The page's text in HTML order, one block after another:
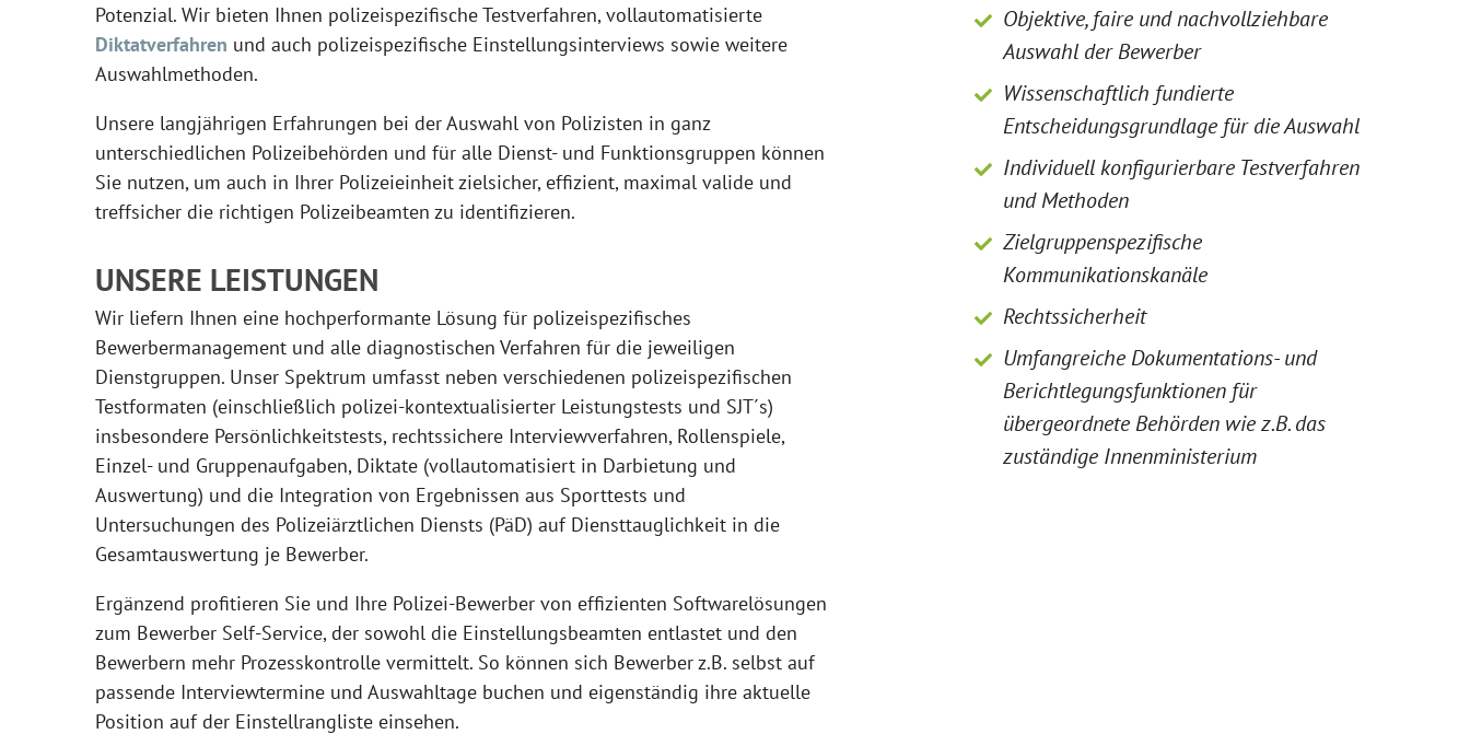
Potenzial. Wir bieten Ihnen polizeispezifische Testverfahren, vollautomatisierte
Diktatverfahren und auch polizeispezifische Einstellungsinterviews sowie weitere
Auswahlmethoden.
Unsere langjährigen Erfahrungen bei der Auswahl von Polizisten in ganz
unterschiedlichen Polizeibehörden und für alle Dienst- und Funktionsgruppen können
Sie nutzen, um auch in Ihrer Polizeieinheit zielsicher, effizient, maximal valide und
treffsicher die richtigen Polizeibeamten zu identifizieren.
UNSERE LEISTUNGEN
Wir liefern Ihnen eine hochperformante Lösung für polizeispezifisches
Bewerbermanagement und alle diagnostischen Verfahren für die jeweiligen
Dienstgruppen. Unser Spektrum umfasst neben verschiedenen polizeispezifischen
Testformaten (einschließlich polizei-kontextualisierter Leistungstests und SJT´s)
insbesondere Persönlichkeitstests, rechtssichere Interviewverfahren, Rollenspiele,
Einzel- und Gruppenaufgaben, Diktate (vollautomatisiert in Darbietung und
Auswertung) und die Integration von Ergebnissen aus Sporttests und
Untersuchungen des Polizeiärztlichen Diensts (PäD) auf Diensttauglichkeit in die
Gesamtauswertung je Bewerber.
Ergänzend profitieren Sie und Ihre Polizei-Bewerber von effizienten Softwarelösungen
zum Bewerber Self-Service, der sowohl die Einstellungsbeamten entlastet und den
Bewerbern mehr Prozesskontrolle vermittelt. So können sich Bewerber z.B. selbst auf
passende Interviewtermine und Auswahltage buchen und eigenständig ihre aktuelle
Position auf der Einstellrangliste einsehen.
Objektive, faire und nachvollziehbare
Auswahl der Bewerber
Wissenschaftlich fundierte
Entscheidungsgrundlage für die Auswahl
Individuell konfigurierbare Testverfahren
und Methoden
Zielgruppenspezifische
Kommunikationskanäle
Rechtssicherheit
Umfangreiche Dokumentations- und
Berichtlegungsfunktionen für
übergeordnete Behörden wie z.B. das
zuständige Innenministerium